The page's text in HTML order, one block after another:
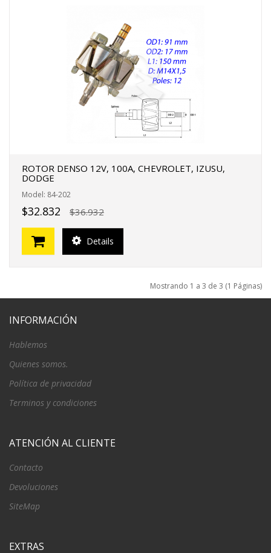
ROTOR DENSO 12V, 100A, CHEVROLET, IZUSU,
DODGE
Model: 84-202
$32.832 $36.932
Details
Mostrando 1 a 3 de 3 (1 Páginas)
INFORMACIÓN
Hablemos
Quienes somos.
Política de privacidad
Terminos y condiciones
ATENCIÓN AL CLIENTE
Contacto
Devoluciones
SiteMap
EXTRAS